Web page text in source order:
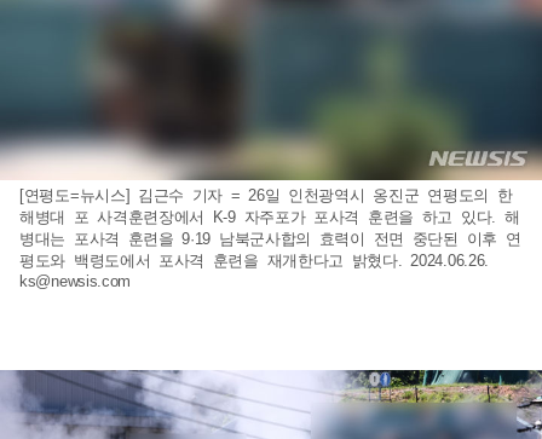
[연평도=뉴시스] 김근수 기자 = 26일 인천광역시 옹진군 연평도의 한
해병대 포 사격훈련장에서 K-9 자주포가 포사격 훈련을 하고 있다. 해
병대는 포사격 훈련을 9·19 남북군사합의 효력이 전면 중단된 이후 연
평도와 백령도에서 포사격 훈련을 재개한다고 밝혔다. 2024.06.26.
ks@newsis.com